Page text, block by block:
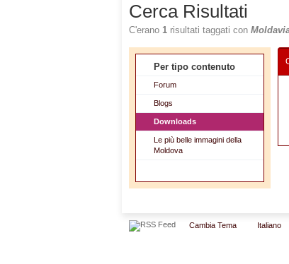
Cerca Risultati
C'erano 1 risultati taggati con
Per tipo contenuto
Forum
Blogs
Downloads
Le più belle immagini della
Moldova
Cambia Tema Italiano